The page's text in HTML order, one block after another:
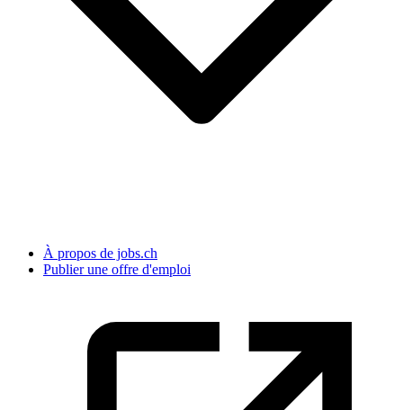
À propos de jobs.ch
Publier une offre d'emploi